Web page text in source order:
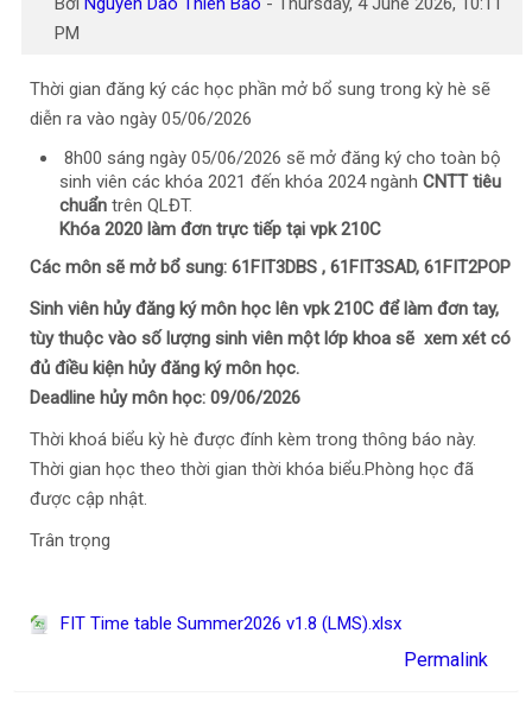
PM
Thời gian đăng ký các học phần mở bổ sung trong kỳ hè sẽ
diễn ra vào ngày 05/06/2026
8h00 sáng ngày 05/06/2026 sẽ mở đăng ký cho toàn bộ
sinh viên các khóa 2021 đến khóa 2024 ngành CNTT tiêu
chuẩn trên QLĐT.
Khóa 2020 làm đơn trực tiếp tại vpk 210C
Các môn sẽ mở bổ sung: 61FIT3DBS , 61FIT3SAD, 61FIT2POP
Sinh viên hủy đăng ký môn học lên vpk 210C để làm đơn tay,
tùy thuộc vào số lượng sinh viên một lớp khoa sẽ xem xét có
đủ điều kiện hủy đăng ký môn học.
Deadline hủy môn học: 09/06/2026
Thời khoá biểu kỳ hè được đính kèm trong thông báo này.
Thời gian học theo thời gian thời khóa biểu.Phòng học đã
được cập nhật.
Trân trọng
FIT Time table Summer2026 v1.8 (LMS).xlsx
Permalink